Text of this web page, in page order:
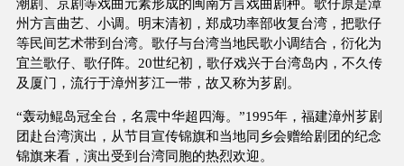
潮剧、京剧等戏曲元素形成的闽南方言戏曲剧种。歌仔原是漳
州方言曲艺、小调。明末清初，郑成功率部收复台湾，把歌仔
等民间艺术带到台湾。歌仔与台湾当地民歌小调结合，衍化为
宜兰歌仔、歌仔阵。20世纪初，歌仔戏兴于台湾岛内，不久传
及厦门，流行于漳州芗江一带，故又称为芗剧。
“轰动鲲岛冠全台，名震中华超四海。”1995年，福建漳州芗剧
团赴台湾演出，从节目宣传锦旗和当地同乡会赠给剧团的纪念
锦旗来看，演出受到台湾同胞的热烈欢迎。